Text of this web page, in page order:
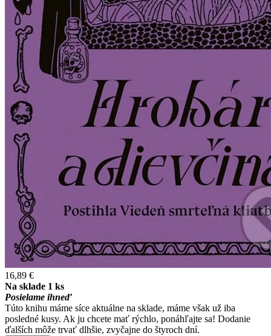
16,89 €
Na sklade 1 ks
Posielame ihneď
Túto knihu máme síce aktuálne na sklade, máme však už iba
posledné kusy. Ak ju chcete mať rýchlo, ponáhľajte sa! Dodanie
ďalších môže trvať dlhšie, zvyčajne do štyroch dní.